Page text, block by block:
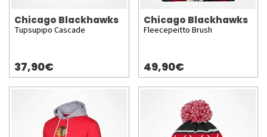
Chicago Blackhawks
Tupsupipo Cascade
37,90€
Chicago Blackhawks
Fleecepeitto Brush
49,90€